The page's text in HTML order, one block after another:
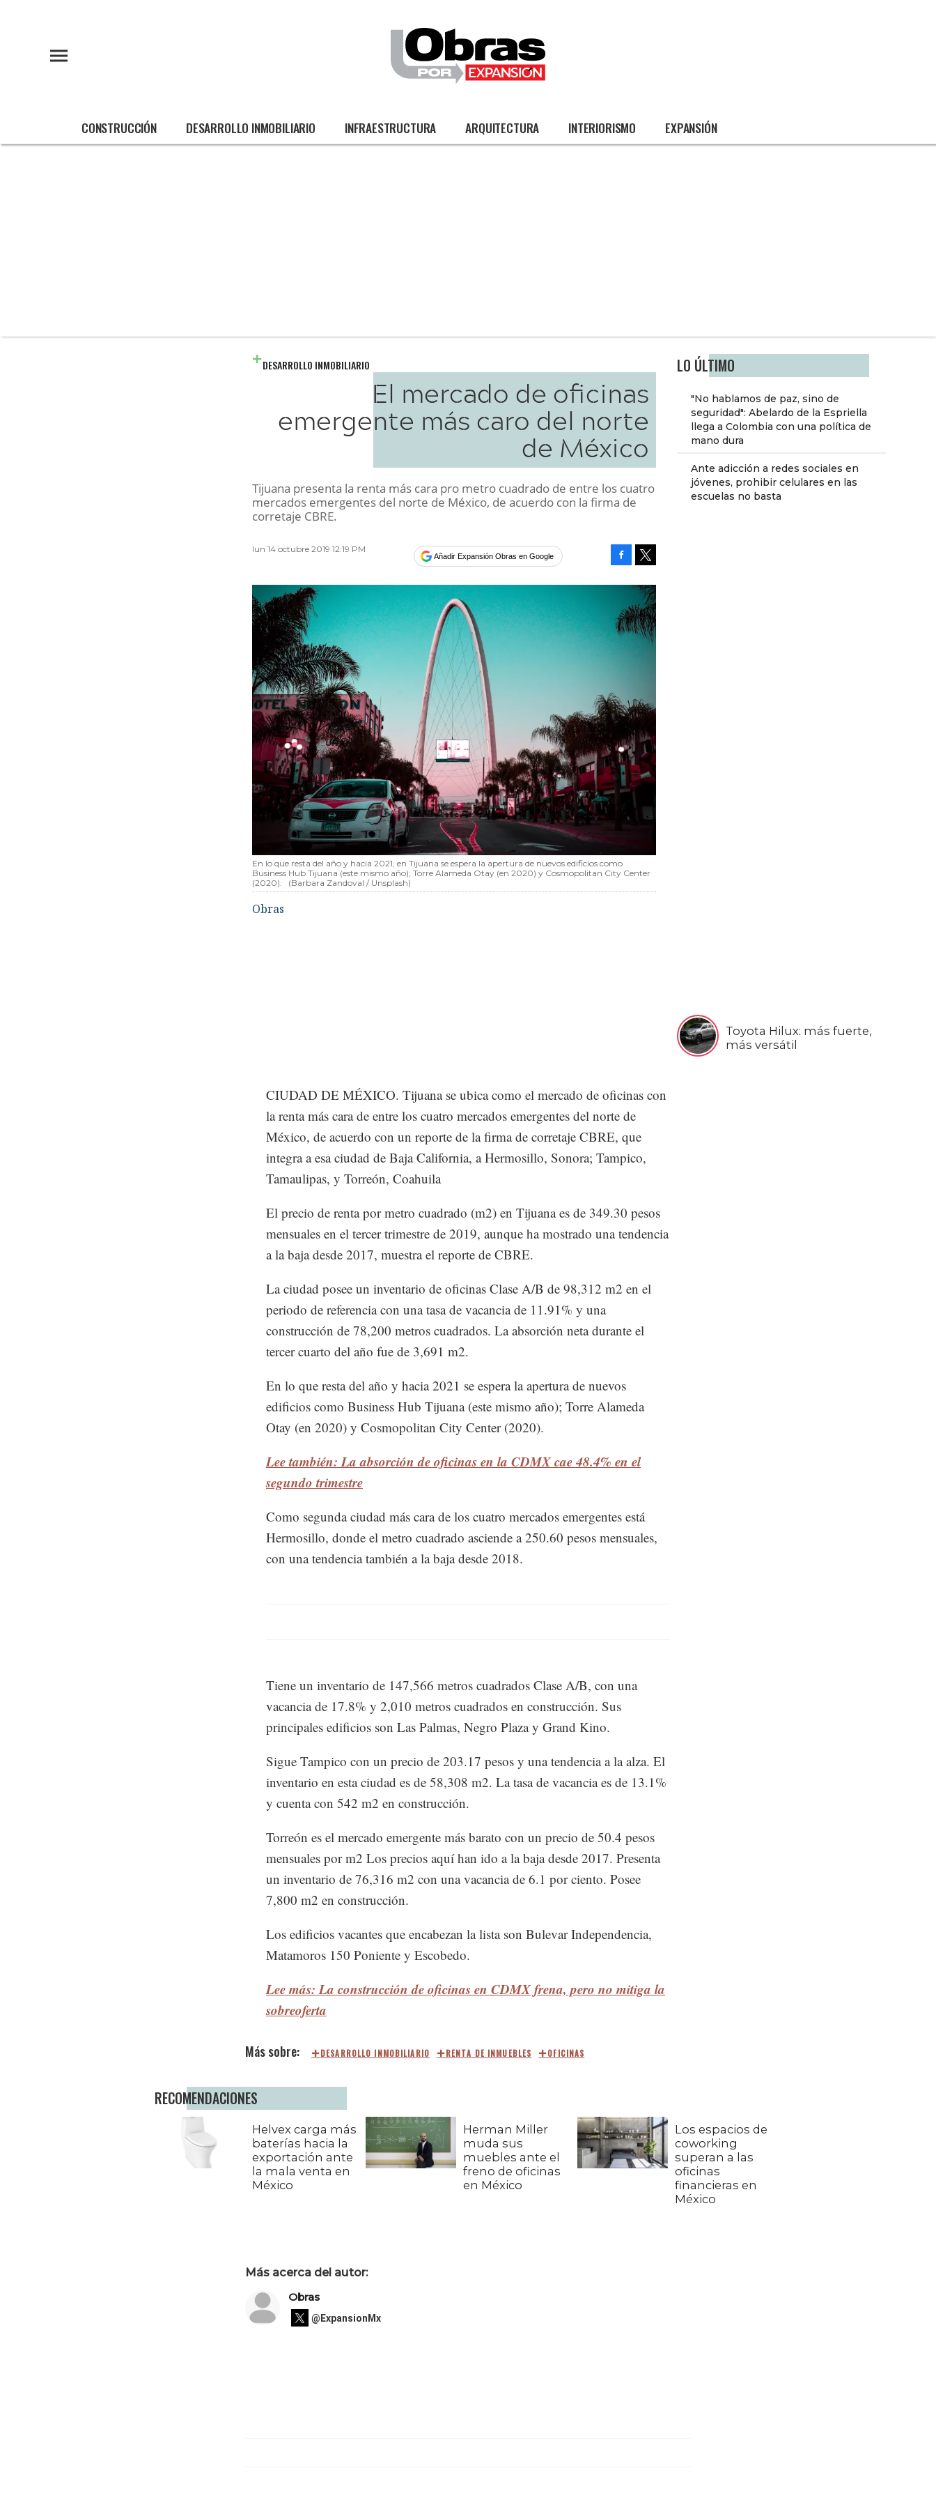
CONSTRUCCIÓN DESARROLLO INMOBILIARIO INFRAESTRUCTURA ARQUITECTURA INTERIORISMO EXPANSIÓN
LO ÚLTIMO
"No hablamos de paz, sino de
seguridad": Abelardo de la Espriella
llega a Colombia con una política de
mano dura
Ante adicción a redes sociales en
jóvenes, prohibir celulares en las
escuelas no basta
Toyota Hilux: más fuerte,
más versátil
DESARROLLO INMOBILIARIO
El mercado de oficinas
emergente más caro del norte
de México
Tijuana presenta la renta más cara pro metro cuadrado de entre los cuatro
mercados emergentes del norte de México, de acuerdo con la firma de
corretaje CBRE.
lun 14 octubre 2019 12:19 PM
Añadir Expansión Obras en Google
En lo que resta del año y hacia 2021, en Tijuana se espera la apertura de nuevos edificios como
Business Hub Tijuana (este mismo año); Torre Alameda Otay (en 2020) y Cosmopolitan City Center
(2020).
(Barbara Zandoval / Unsplash)
Obras
CIUDAD DE MÉXICO. Tijuana se ubica como el mercado de oficinas con
la renta más cara de entre los cuatro mercados emergentes del norte de
México, de acuerdo con un reporte de la firma de corretaje CBRE, que
integra a esa ciudad de Baja California, a Hermosillo, Sonora; Tampico,
Tamaulipas, y Torreón, Coahuila
El precio de renta por metro cuadrado (m2) en Tijuana es de 349.30 pesos
mensuales en el tercer trimestre de 2019, aunque ha mostrado una tendencia
a la baja desde 2017, muestra el reporte de CBRE.
La ciudad posee un inventario de oficinas Clase A/B de 98,312 m2 en el
periodo de referencia con una tasa de vacancia de 11.91% y una
construcción de 78,200 metros cuadrados. La absorción neta durante el
tercer cuarto del año fue de 3,691 m2.
En lo que resta del año y hacia 2021 se espera la apertura de nuevos
edificios como Business Hub Tijuana (este mismo año); Torre Alameda
Otay (en 2020) y Cosmopolitan City Center (2020).
Lee también: La absorción de oficinas en la CDMX cae 48.4% en el
segundo trimestre
Como segunda ciudad más cara de los cuatro mercados emergentes está
Hermosillo, donde el metro cuadrado asciende a 250.60 pesos mensuales,
con una tendencia también a la baja desde 2018.
Tiene un inventario de 147,566 metros cuadrados Clase A/B, con una
vacancia de 17.8% y 2,010 metros cuadrados en construcción. Sus
principales edificios son Las Palmas, Negro Plaza y Grand Kino.
Sigue Tampico con un precio de 203.17 pesos y una tendencia a la alza. El
inventario en esta ciudad es de 58,308 m2. La tasa de vacancia es de 13.1%
y cuenta con 542 m2 en construcción.
Torreón es el mercado emergente más barato con un precio de 50.4 pesos
mensuales por m2 Los precios aquí han ido a la baja desde 2017. Presenta
un inventario de 76,316 m2 con una vacancia de 6.1 por ciento. Posee
7,800 m2 en construcción.
Los edificios vacantes que encabezan la lista son Bulevar Independencia,
Matamoros 150 Poniente y Escobedo.
Lee más: La construcción de oficinas en CDMX frena, pero no mitiga la
sobreoferta
DESARROLLO INMOBILIARIO RENTA DE INMUEBLES OFICINAS
RECOMENDACIONES
Helvex carga más
baterías hacia la
exportación ante
la mala venta en
México
Herman Miller
muda sus
muebles ante el
freno de oficinas
en México
Los espacios de
coworking
superan a las
oficinas
financieras en
México
Más acerca del autor:
Obras
@ExpansionMx